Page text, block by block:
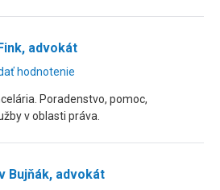
advokát
hodnotenie
Poradenstvo, pomoc,
v oblasti práva.
Bujňák, advokát